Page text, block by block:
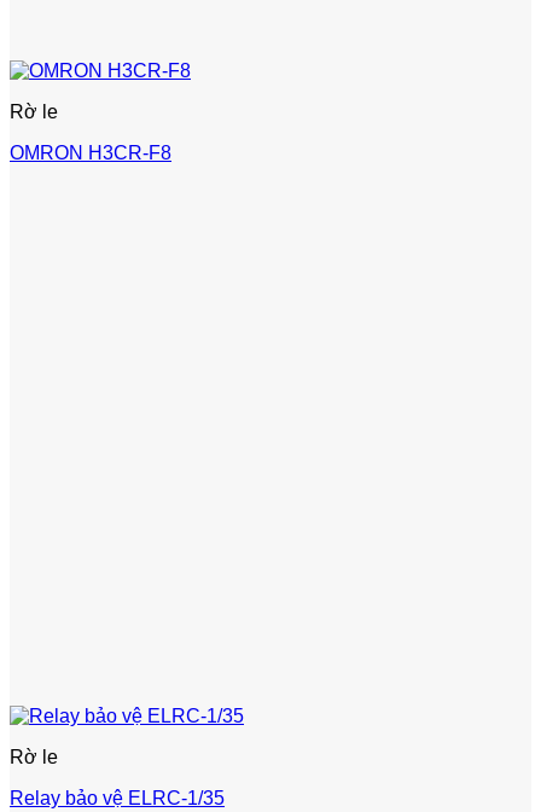
Rờ le
OMRON H3CR-F8
Rờ le
Relay bảo vệ ELRC-1/35